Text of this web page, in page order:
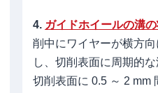
4. ガイドホイールの溝
削中にワイヤーが横方
し、切削表面に周期的
切削表面に 0.5 ～ 2 mm